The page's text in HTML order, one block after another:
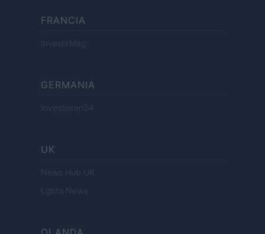
FRANCIA
InvestirMag
GERMANIA
Investieren24
UK
News Hub UK
Lgbtq News